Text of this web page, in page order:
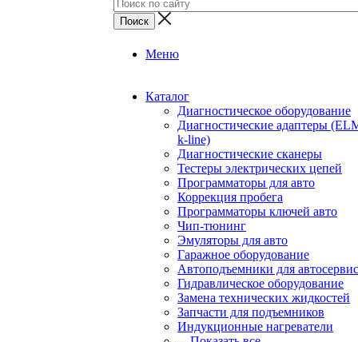
Меню
Каталог
Диагностическое оборудование
Диагностические адаптеры
k-line)
Диагностические сканеры
Тестеры электрических цепей
Программаторы для авто
Коррекция пробега
Программаторы ключей авто
Чип-тюнинг
Эмуляторы для авто
Гаражное оборудование
Автоподъемники для
Гидравлическое оборудование
Замена технических жидкостей
Запчасти для подъемников
Индукционные нагреватели